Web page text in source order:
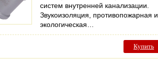
систем внутренней канализации.
Звукоизоляция, противопожарная и
экологическая…
Купить